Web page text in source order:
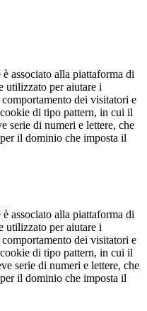
associato alla piattaforma di
utilizzato per aiutare i
dei visitatori e
di tipo pattern, in cui il
serie di numeri e lettere, che
il dominio che imposta il
associato alla piattaforma di
utilizzato per aiutare i
dei visitatori e
di tipo pattern, in cui il
serie di numeri e lettere, che
il dominio che imposta il